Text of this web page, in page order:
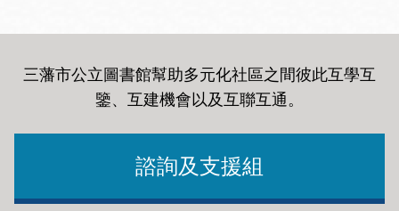
三藩市公立圖書館幫助多元化社區之間彼此互學互
鑒、互建機會以及互聯互通。
諮詢及支援組